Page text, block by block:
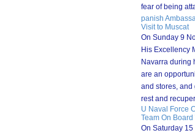
fear of being
panish
Visit to Muscat
On Sunday 9
His Excellency
Navarra during
are an
and stores, and
rest and
U Naval Force
Team On
On Saturday